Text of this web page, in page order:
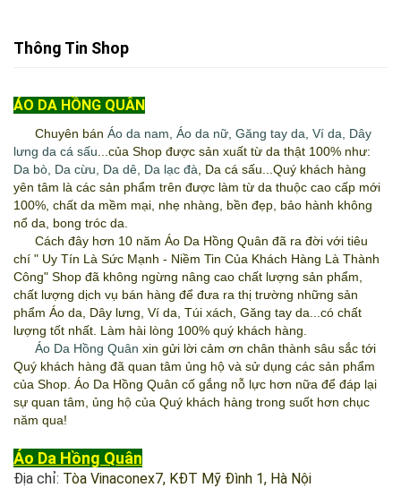
Thông Tin Shop
ÁO DA HỒNG QUÂN
Chuyên bán Áo da nam Áo da nữ Găng tay da Ví da
Dây
lưng da cá sấu ...của Shop được sản xuất từ da thật 100% như:
Da bò Da cừu Da dê Da lạc đà , Da cá sấu...Quý khách hàng
yên tâm là các sản phẩm trên được làm từ da thuộc cao cấp mới
100%, chất da mềm mại, nhẹ nhàng, bền đẹp, bảo hành không
nổ da, bong tróc da.
Cách đây hơn 10 năm Áo Da Hồng Quân đã ra đời với tiêu
chí " Uy Tín Là Sức Mạnh - Niềm Tin Của Khách Hàng Là Thành
Công" Shop đã không ngừng nâng cao chất lượng sản phẩm,
chất lượng dịch vụ bán hàng để đưa ra thị trường những sản
phẩm Áo da, Dây lưng, Ví da, Túi xách, Găng tay da...có chất
lượng tốt nhất. Làm hài lòng 100% quý khách hàng.
Áo Da Hồng Quân xin gửi lời cảm ơn chân thành sâu sắc tới
Quý khách hàng đã quan tâm ủng hộ và sử dụng các sản phẩm
của Shop. Áo Da Hồng Quân cố gắng nỗ lực hơn nữa để đáp lại
sự quan tâm, ủng hộ của Quý khách hàng trong suốt hơn chục
năm qua!
Áo Da Hồng Quân
Địa chỉ: Tòa Vinaconex7, KĐT Mỹ Đình 1, Hà Nội